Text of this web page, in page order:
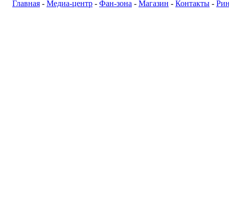
Главная - Медиа-центр - Фан-зона - Магазин - Контакты -